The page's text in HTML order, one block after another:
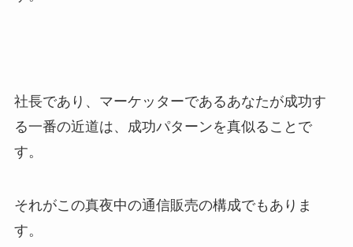
社長であり、マーケッターであるあなたが成功す
る一番の近道は、成功パターンを真似ることで
す。
それがこの真夜中の通信販売の構成でもありま
す。